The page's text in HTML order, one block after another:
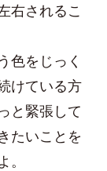
右されるこ
色をじっく
けている方
と緊張して
たいことを